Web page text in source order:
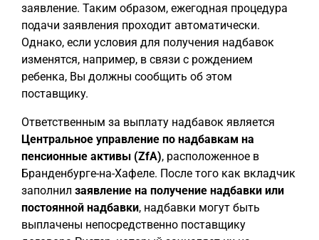
заявление. Таким образом, ежегодная процедура
подачи заявления проходит автоматически.
Однако, если условия для получения надбавок
изменятся, например, в связи с рождением
ребенка, Вы должны сообщить об этом
поставщику.
Ответственным за выплату надбавок является
Центральное управление по надбавкам на
пенсионные активы (ZfA), расположенное в
Бранденбурге-на-Хафеле. После того как вкладчик
заполнил заявление на получение надбавки или
постоянной надбавки, надбавки могут быть
выплачены непосредственно поставщику